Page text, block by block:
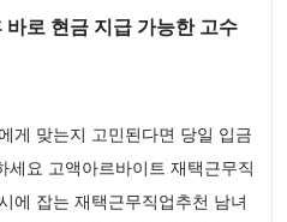
로 현금 지급 가능한 고수
게 맞는지 고민된다면 당일 입금
세요 고액아르바이트 재택근무직
에 잡는 재택근무직업추천 남녀